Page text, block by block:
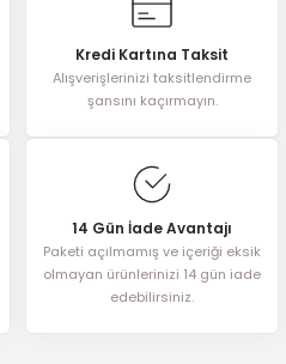
Kredi Kartına Taksit
Alışverişlerinizi taksitlendirme
şansını kaçırmayın.
14 Gün İade Avantajı
Paketi açılmamış ve içeriği eksik
olmayan ürünlerinizi 14 gün iade
edebilirsiniz.